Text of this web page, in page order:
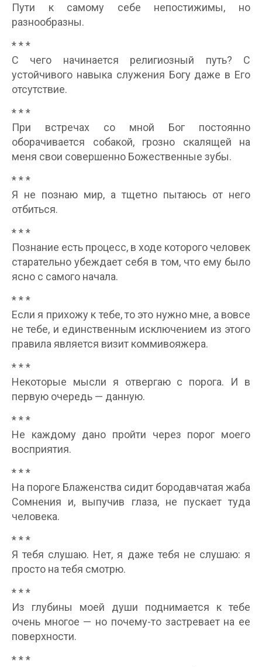
Пути к самому себе непостижимы, но
разнообразны.
* * *
С чего начинается религиозный путь? С
устойчивого навыка служения Богу даже в Его
отсутствие.
* * *
При встречах со мной Бог постоянно
оборачивается собакой, грозно скалящей на
меня свои совершенно Божественные зубы.
* * *
Я не познаю мир, а тщетно пытаюсь от него
отбиться.
* * *
Познание есть процесс, в ходе которого человек
старательно убеждает себя в том, что ему было
ясно с самого начала.
* * *
Если я прихожу к тебе, то это нужно мне, а вовсе
не тебе, и единственным исключением из этого
правила является визит коммивояжера.
* * *
Некоторые мысли я отвергаю с порога. И в
первую очередь — данную.
* * *
Не каждому дано пройти через порог моего
восприятия.
* * *
На пороге Блаженства сидит бородавчатая жаба
Сомнения и, выпучив глаза, не пускает туда
человека.
* * *
Я тебя слушаю. Нет, я даже тебя не слушаю: я
просто на тебя смотрю.
* * *
Из глубины моей души поднимается к тебе
очень многое — но почему-то застревает на ее
поверхности.
* * *